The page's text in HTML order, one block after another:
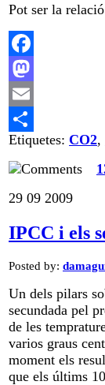
Pot ser la
Facebook
Mastodon
Email
Comparteix
Etiquetes: CO2,
29 09 2009
IPCC i els
Posted by:
Un dels pilars
secundada pel
de les
varios graus
moment els
que els últims